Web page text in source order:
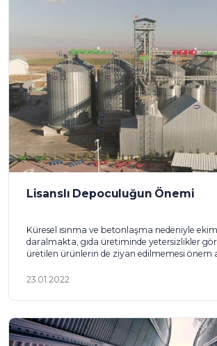
Lisanslı Depoculuğun Önemi
Küresel ısınma ve betonlaşma nedeniyle
daralmakta, gıda üretiminde yetersizlikler
üretilen ürünlerin de ziyan edilmemesi önem
döneminde ürünlerin oldukça olumsuz
kullanılamaz hale gelmesi sebebiyle lisanslı
ürünleri […]
23.01.2022